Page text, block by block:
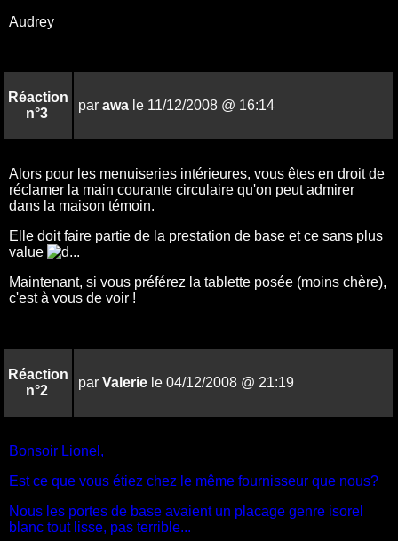
Audrey
Réaction
n°3
parawa le 11/12/2008 @ 16:14
Alors pour les menuiseries intérieures, vous êtes en droit de
réclamer la main courante circulaire qu'on peut admirer
dans la maison témoin.
Elle doit faire partie de la prestation de base et ce sans plus
value
...
Maintenant, si vous préférez la tablette posée (moins chère),
c'est à vous de voir !
Réaction
n°2
parValerie le 04/12/2008 @ 21:19
Bonsoir Lionel,
Est ce que vous étiez chez le même fournisseur que nous?
Nous les portes de base avaient un placage genre isorel
blanc tout lisse, pas terrible...